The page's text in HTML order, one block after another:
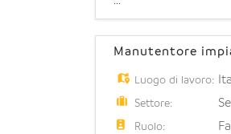
dell'intera struttura.
Manutentore
Luogo di lavoro:
Settore:
Ruolo: